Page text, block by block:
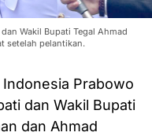
Wakil Bupati Tegal Ahmad
setelah pelantikan.
Prabowo
dan Wakil Bupati
dan Ahmad